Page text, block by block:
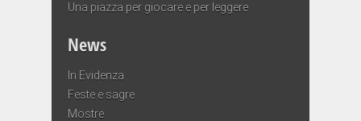
Una piazza per giocare e per leggere
News
In Evidenza
Feste e sagre
Mostre